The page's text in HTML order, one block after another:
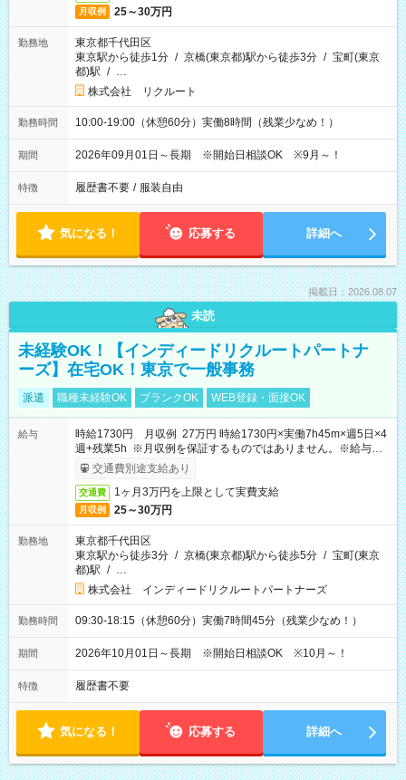
月収例 25～30万円
勤務地
東京都千代田区
東京駅から徒歩1分 / 京橋(東京都)駅から徒歩3分 / 宝町(東京
都)駅 / …
株式会社 リクルート
勤務時間 10:00-19:00（休憩60分）実働8時間（残業少なめ！）
期間 2026年09月01日～長期 ※開始日相談OK ※9月～！
特徴 履歴書不要 / 服装自由
気になる！ 応募する 詳細へ
掲載日：2026.08.07
未読
未経験OK！【インディードリクルートパートナ
ーズ】在宅OK！東京で一般事務
派遣 職種未経験OK ブランクOK WEB登録・面接OK
給与
時給1730円 月収例 27万円 時給1730円×実働7h45m×週5日×4
週+残業5h ※月収例を保証するものではありません。※給与即
受取りサービス利用可（利用条件有）
交通費別途支給あり
交通費 1ヶ月3万円を上限として実費支給
月収例 25～30万円
勤務地
東京都千代田区
東京駅から徒歩3分 / 京橋(東京都)駅から徒歩5分 / 宝町(東京
都)駅 / …
株式会社 インディードリクルートパートナーズ
勤務時間 09:30-18:15（休憩60分）実働7時間45分（残業少なめ！）
期間 2026年10月01日～長期 ※開始日相談OK ※10月～！
特徴 履歴書不要
気になる！ 応募する 詳細へ